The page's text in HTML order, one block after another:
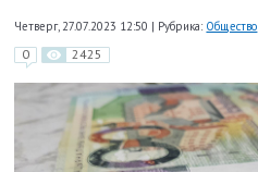
Четверг, 27.07.2023 12:50 | Рубрика: Общество
0 2425